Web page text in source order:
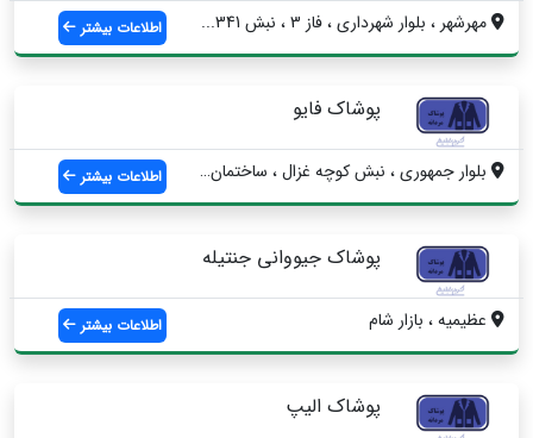
مهرشهر ، بلوار شهرداری ، فاز 3 ، نبش 341... اطلاعات بیشتر
پوشاک فایو
بلوار جمهوری ، نبش کوچه غزال ، ساختمان ف... اطلاعات بیشتر
پوشاک جیووانی جنتیله
عظیمیه ، بازار شام اطلاعات بیشتر
پوشاک الیپ